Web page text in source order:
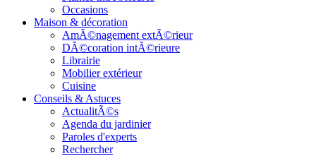
Occasions
Maison & décoration
AmÃ©nagement extÃ©rieur
DÃ©coration intÃ©rieure
Librairie
Mobilier extérieur
Cuisine
Conseils & Astuces
ActualitÃ©s
Agenda du jardinier
Paroles d'experts
Rechercher